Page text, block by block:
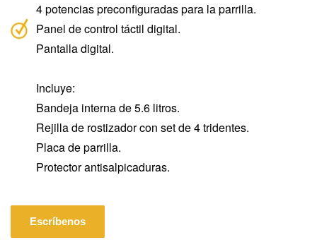
4 potencias preconfiguradas para la parrilla.
Panel de control táctil digital.
Pantalla digital.
Incluye:
Bandeja interna de 5.6 litros.
Rejilla de rostizador con set de 4 tridentes.
Placa de parrilla.
Protector antisalpicaduras.
Escríbenos